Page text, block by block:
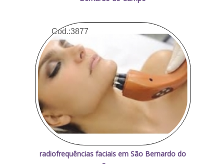
Cod.:3877
radiofrequências faciais em São Bernardo do